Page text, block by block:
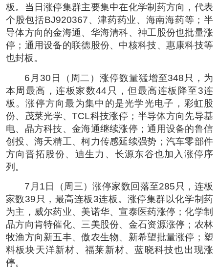
板。当日涨停集群主要集中在化学制药方向，代表
个股包括BJ920367、津药药业、海南海药等；半
导体方向的金海通、华海清科、神工股份也批量涨
停；通用设备的联德股份、中核科技、惠康科技等
也封板。
6月30日（周二）涨停数量猛增至348只，为
本周最高，连板家数44只，但最高连板降至3连
板。涨停方向最为集中的是光学光电子，彩虹股
份、茂莱光学、TCL科技涨停；半导体方向先导基
电、晶方科技、金海通继续涨停；通用设备的鲁信
创投、海天精工、柯力传感延续强势；汽车零部件
方向晋拓股份、迪生力、长源东谷也加入涨停序
列。
7月1日（周三）涨停家数回落至285只，连板
家数39只，最高连板3连板。涨停集群以化学制药
为主，威尔药业、美诺华、宣泰医药涨停；化学制
品方向肯特催化、三美股份、金石资源涨停；农林
牧渔方向新五丰、傲农生物、新希望批量涨停；塑
料板块天洋新材、福莱新材、蓝晓科技也出现涨
停。